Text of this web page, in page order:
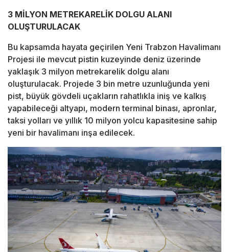
3 MİLYON METREKARELİK DOLGU ALANI
OLUŞTURULACAK
Bu kapsamda hayata geçirilen Yeni Trabzon Havalimanı
Projesi ile mevcut pistin kuzeyinde deniz üzerinde
yaklaşık 3 milyon metrekarelik dolgu alanı
oluşturulacak. Projede 3 bin metre uzunluğunda yeni
pist, büyük gövdeli uçakların rahatlıkla iniş ve kalkış
yapabileceği altyapı, modern terminal binası, apronlar,
taksi yolları ve yıllık 10 milyon yolcu kapasitesine sahip
yeni bir havalimanı inşa edilecek.